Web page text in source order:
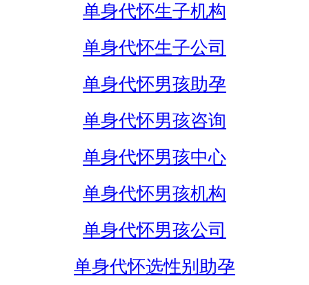
单身代怀生子机构
单身代怀生子公司
单身代怀男孩助孕
单身代怀男孩咨询
单身代怀男孩中心
单身代怀男孩机构
单身代怀男孩公司
单身代怀选性别助孕